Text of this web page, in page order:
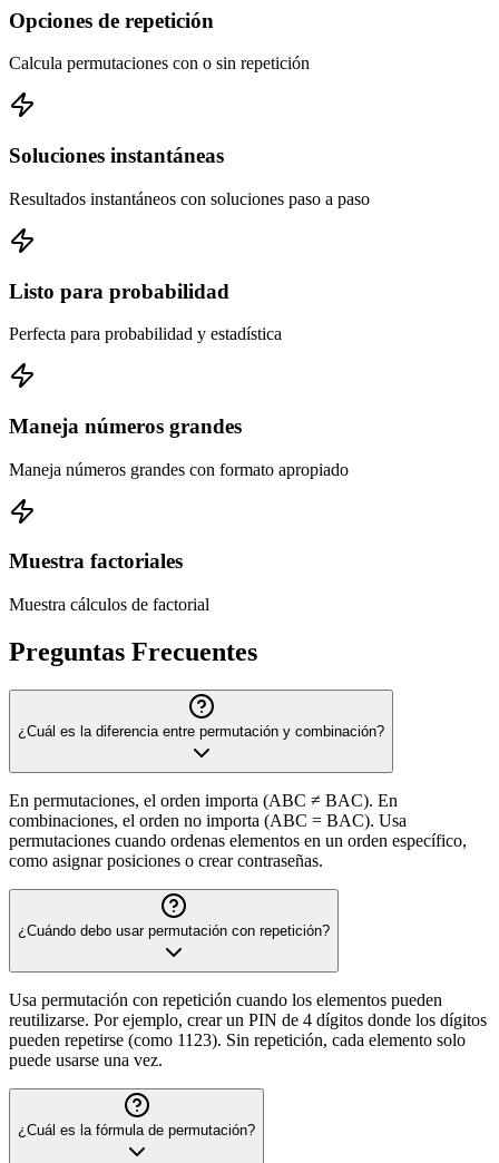
Opciones de repetición
Calcula permutaciones con o sin repetición
Soluciones instantáneas
Resultados instantáneos con soluciones paso a paso
Listo para probabilidad
Perfecta para probabilidad y estadística
Maneja números grandes
Maneja números grandes con formato apropiado
Muestra factoriales
Muestra cálculos de factorial
Preguntas Frecuentes
¿Cuál es la diferencia entre permutación y combinación?
En permutaciones, el orden importa (ABC ≠ BAC). En
combinaciones, el orden no importa (ABC = BAC). Usa
permutaciones cuando ordenas elementos en un orden específico,
como asignar posiciones o crear contraseñas.
¿Cuándo debo usar permutación con repetición?
Usa permutación con repetición cuando los elementos pueden
reutilizarse. Por ejemplo, crear un PIN de 4 dígitos donde los dígitos
pueden repetirse (como 1123). Sin repetición, cada elemento solo
puede usarse una vez.
¿Cuál es la fórmula de permutación?